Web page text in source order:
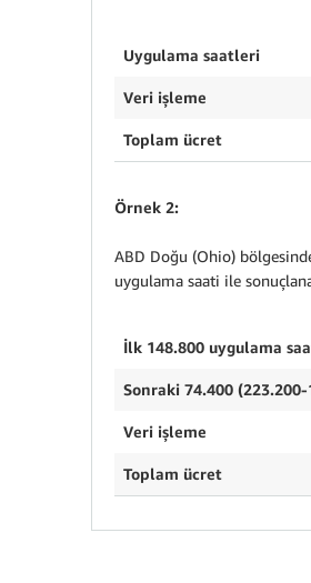
Uygulama saatleri
Veri işleme
Toplam ücret
Örnek 2:
ABD Doğu (Ohio)
uygulama saati ile
İlk 148.800 uygulama
Sonraki 74.400
Veri
Toplam ücret